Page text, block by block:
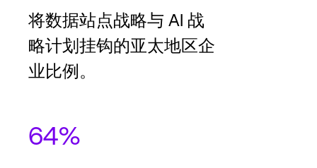
将数据站点战略与 AI 战
略计划挂钩的亚太地区企
业比例。
64%